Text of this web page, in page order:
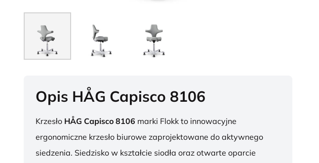
Opis HÅG Capisco 8106
Krzesło HÅG Capisco 8106 marki Flokk to innowacyjne
ergonomiczne krzesło biurowe zaprojektowane do aktywnego
siedzenia. Siedzisko w kształcie siodła oraz otwarte oparcie